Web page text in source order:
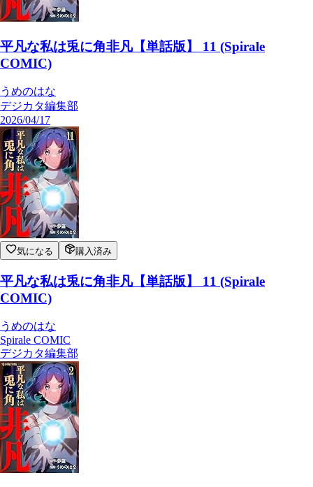
平凡な私は兎に角非凡【単話版】 11 (Spirale
COMIC)
うめのはな
デジカタ編集部
2026/04/17
気になる 購入済み
平凡な私は兎に角非凡【単話版】 11 (Spirale
COMIC)
うめのはな
Spirale COMIC
デジカタ編集部